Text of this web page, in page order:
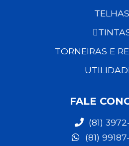
TELHAS
TORNEIRAS E
FALE
(81)
(81)